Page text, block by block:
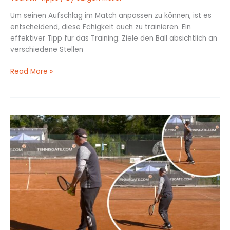
Um seinen Aufschlag im Match anpassen zu können, ist es
entscheidend, diese Fähigkeit auch zu trainieren. Ein
effektiver Tipp für das Training: Ziele den Ball absichtlich an
verschiedene Stellen
Read More »
Fehlermuster
beim
Aufschlag
erkennen
und
dagegensteuern